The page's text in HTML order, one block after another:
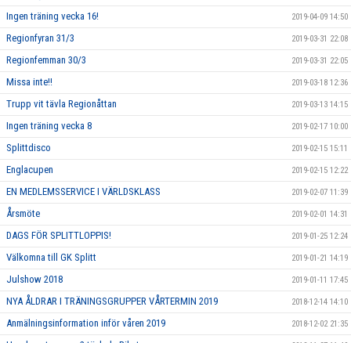
Ingen träning vecka 16! 2019-04-09 14:50
Regionfyran 31/3 2019-03-31 22:08
Regionfemman 30/3 2019-03-31 22:05
Missa inte!! 2019-03-18 12:36
Trupp vit tävla Regionåttan 2019-03-13 14:15
Ingen träning vecka 8 2019-02-17 10:00
Splittdisco 2019-02-15 15:11
Englacupen 2019-02-15 12:22
EN MEDLEMSSERVICE I VÄRLDSKLASS 2019-02-07 11:39
Årsmöte 2019-02-01 14:31
DAGS FÖR SPLITTLOPPIS! 2019-01-25 12:24
Välkomna till GK Splitt 2019-01-21 14:19
Julshow 2018 2019-01-11 17:45
NYA ÅLDRAR I TRÄNINGSGRUPPER VÅRTERMIN 2019 2018-12-14 14:10
Anmälningsinformation inför våren 2019 2018-12-02 21:35